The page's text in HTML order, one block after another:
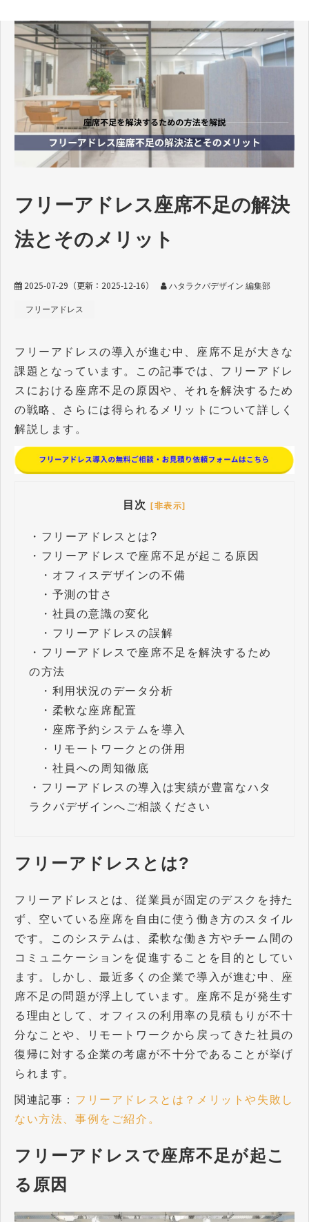
フリーアドレス座席不足の解決
法とそのメリット
2025-07-29 （更新： 2025-12-16） ハタラクバデザイン 編集部
フリーアドレス
フリーアドレスの導入が進む中、座席不足が大きな
課題となっています。この記事では、フリーアドレ
スにおける座席不足の原因や、それを解決するため
の戦略、さらには得られるメリットについて詳しく
解説します。
目次 [非表示]
・ フリーアドレスとは?
・ フリーアドレスで座席不足が起こる原因
・ オフィスデザインの不備
・ 予測の甘さ
・ 社員の意識の変化
・ フリーアドレスの誤解
・ フリーアドレスで座席不足を解決するため
の方法
・ 利用状況のデータ分析
・ 柔軟な座席配置
・ 座席予約システムを導入
・
リモートワークとの併用
・ 社員への周知徹底
・ フリーアドレスの導入は実績が豊富なハタ
ラクバデザインへご相談ください
フリーアドレスとは?
フリーアドレスとは、従業員が固定のデスクを持た
ず、空いている座席を自由に使う働き方のスタイル
です。このシステムは、柔軟な働き方やチーム間の
コミュニケーションを促進することを目的としてい
ます。しかし、最近多くの企業で導入が進む中、座
席不足の問題が浮上しています。座席不足が発生す
る理由として、オフィスの利用率の見積もりが不十
分なことや、リモートワークから戻ってきた社員の
復帰に対する企業の考慮が不十分であることが挙げ
られます。
関連記事： フリーアドレスとは？メリットや失敗し
ない方法、事例をご紹介。
フリーアドレスで座席不足が起こ
る原因